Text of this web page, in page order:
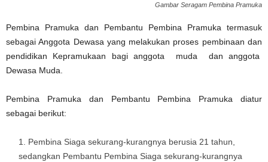
Gambar Seragam Pembina Pramuka
Pembina Pramuka dan Pembantu Pembina Pramuka termasuk
sebagai Anggota Dewasa yang melakukan proses pembinaan dan
pendidikan Kepramukaan bagi anggota muda dan anggota
Dewasa Muda.
Pembina Pramuka dan Pembantu Pembina Pramuka diatur
sebagai berikut:
Pembina Siaga sekurang-kurangnya berusia 21 tahun,
sedangkan Pembantu Pembina Siaga sekurang-kurangnya